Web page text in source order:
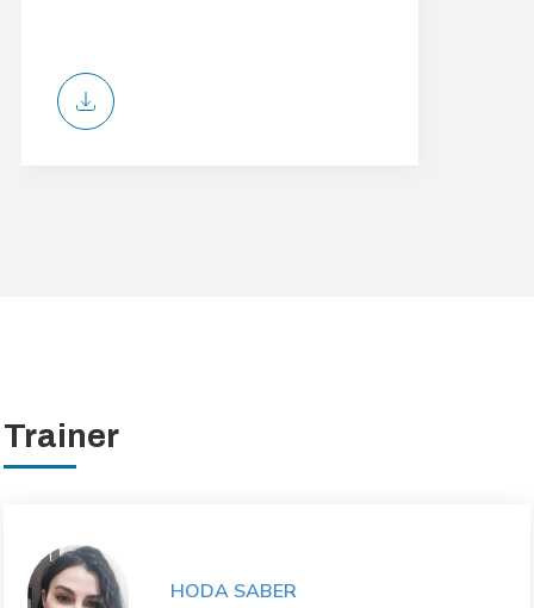
Trainer
HODA SABER